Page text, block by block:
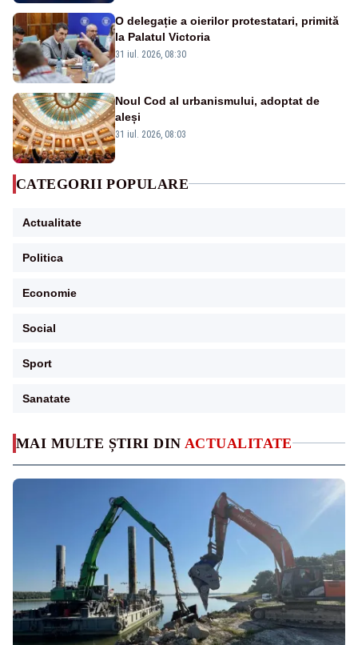
MAI MULTE ȘTIRI DIN ACTUALITATE
O delegație a oierilor protestatari, primită
la Palatul Victoria
31 iul. 2026, 08:30
Noul Cod al urbanismului, adoptat de
aleși
31 iul. 2026, 08:03
CATEGORII POPULARE
Actualitate
Politica
Economie
Social
Sport
Sanatate